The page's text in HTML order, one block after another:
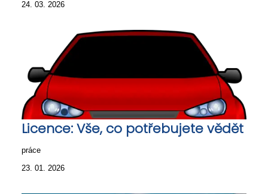
24. 03. 2026
Licence: Vše, co potřebujete vědět
práce
23. 01. 2026